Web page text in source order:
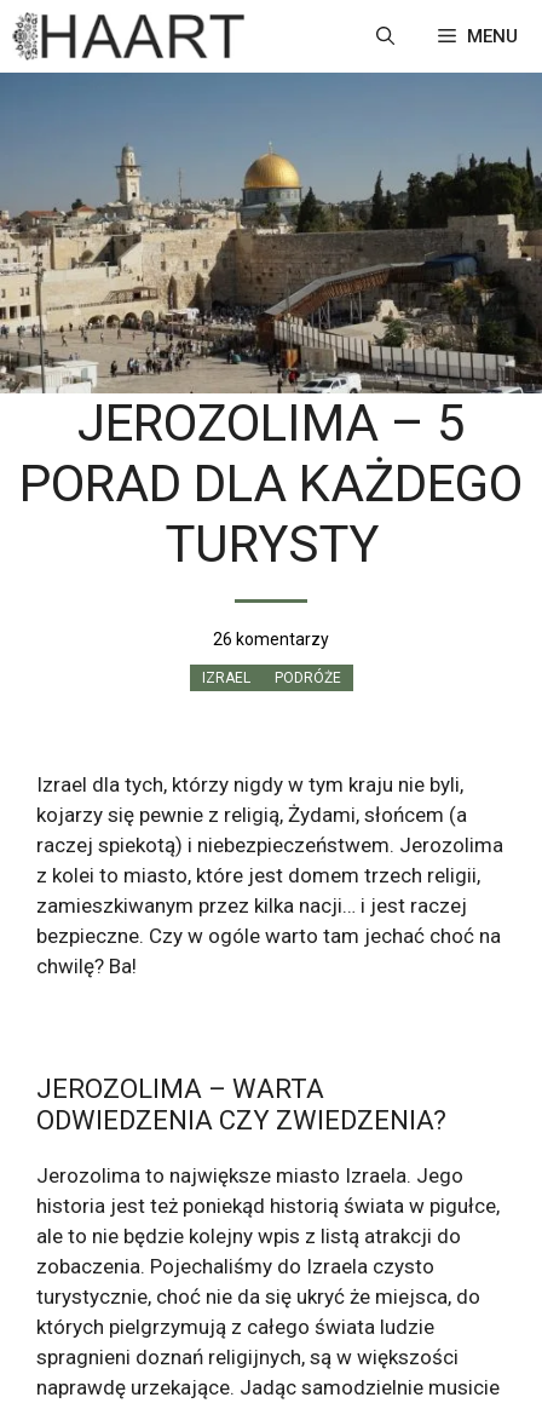
Przejdź
do
treści
MENU
JEROZOLIMA – 5
PORAD DLA KAŻDEGO
TURYSTY
26 komentarzy
IZRAEL PODRÓŻE
Izrael dla tych, którzy nigdy w tym kraju nie byli,
kojarzy się pewnie z religią, Żydami, słońcem (a
raczej spiekotą) i niebezpieczeństwem. Jerozolima
z kolei to miasto, które jest domem trzech religii,
zamieszkiwanym przez kilka nacji… i jest raczej
bezpieczne. Czy w ogóle warto tam jechać choć na
chwilę? Ba!
JEROZOLIMA – WARTA
ODWIEDZENIA CZY ZWIEDZENIA?
Jerozolima to największe miasto Izraela. Jego
historia jest też poniekąd historią świata w pigułce,
ale to nie będzie kolejny wpis z listą atrakcji do
zobaczenia. Pojechaliśmy do Izraela czysto
turystycznie, choć nie da się ukryć że miejsca, do
których pielgrzymują z całego świata ludzie
spragnieni doznań religijnych, są w większości
naprawdę urzekające. Jadąc samodzielnie musicie